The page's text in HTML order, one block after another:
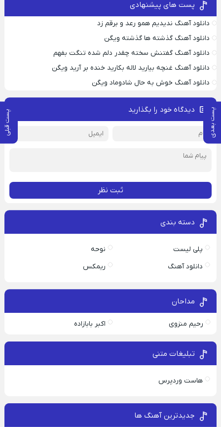
پست بعدی پست قبلی
پست های پیشنهادی
دانلود آهنگ ندیدیم همو رعد و برقم زد
دانلود آهنگ گذشته ها گذشته ویگن
دانلود آهنگ گفتنش سخته چقدر دلم شده تنگت بفهم
دانلود آهنگ غنچه بیارید لاله بکارید خنده بر آرید ویگن
دانلود آهنگ خوش به حال شادوماد ویگن
دیدگاه خود را بگذارید
ثبت نظر
دسته بندی
پلی لیست
نوحه
دانلود آهنگ
ریمکس
مداحان
رحیم منزوی اکبر بابازاده
تبلیغات متنی
هاست وردپرس
جدیدترین آهنگ ها